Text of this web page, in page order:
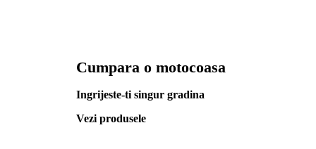
Cumpara o motocoasa
Ingrijeste-ti singur gradina
Vezi produsele